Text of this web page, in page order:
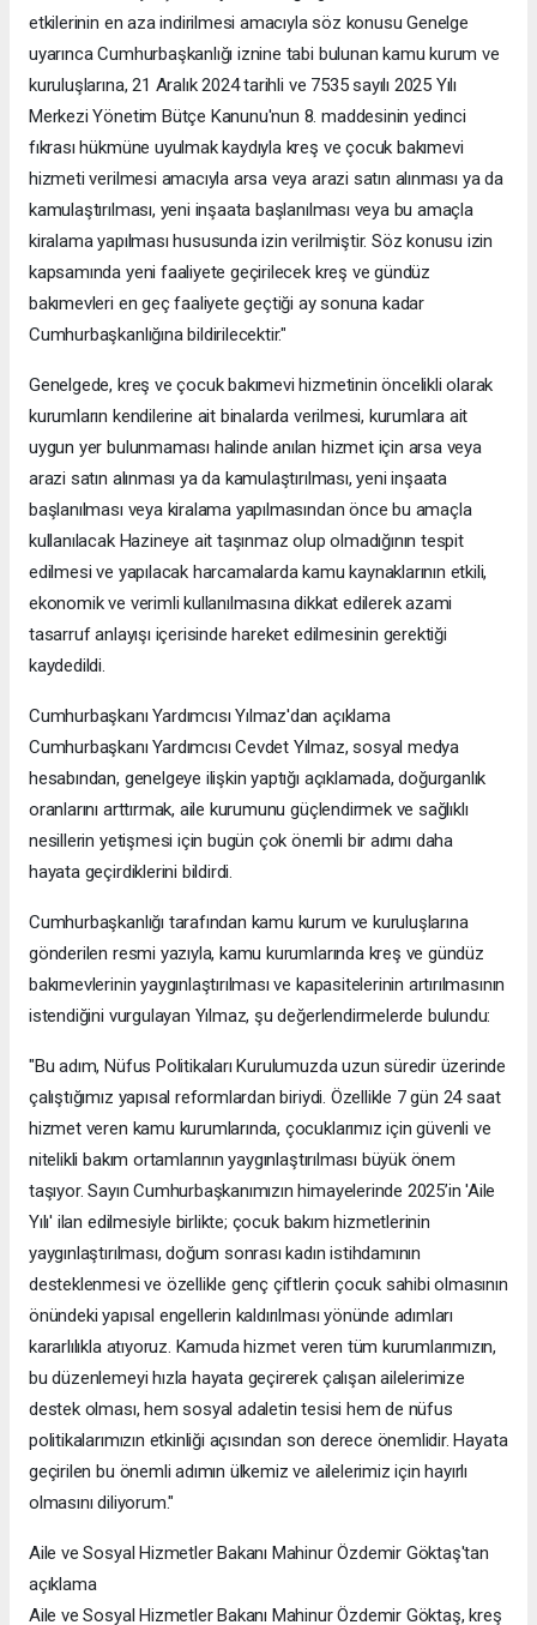
etkilerinin en aza indirilmesi amacıyla söz konusu Genelge
uyarınca Cumhurbaşkanlığı iznine tabi bulunan kamu kurum ve
kuruluşlarına, 21 Aralık 2024 tarihli ve 7535 sayılı 2025 Yılı
Merkezi Yönetim Bütçe Kanunu'nun 8. maddesinin yedinci
fıkrası hükmüne uyulmak kaydıyla kreş ve çocuk bakımevi
hizmeti verilmesi amacıyla arsa veya arazi satın alınması ya da
kamulaştırılması, yeni inşaata başlanılması veya bu amaçla
kiralama yapılması hususunda izin verilmiştir. Söz konusu izin
kapsamında yeni faaliyete geçirilecek kreş ve gündüz
bakımevleri en geç faaliyete geçtiği ay sonuna kadar
Cumhurbaşkanlığına bildirilecektir."
Genelgede, kreş ve çocuk bakımevi hizmetinin öncelikli olarak
kurumların kendilerine ait binalarda verilmesi, kurumlara ait
uygun yer bulunmaması halinde anılan hizmet için arsa veya
arazi satın alınması ya da kamulaştırılması, yeni inşaata
başlanılması veya kiralama yapılmasından önce bu amaçla
kullanılacak Hazineye ait taşınmaz olup olmadığının tespit
edilmesi ve yapılacak harcamalarda kamu kaynaklarının etkili,
ekonomik ve verimli kullanılmasına dikkat edilerek azami
tasarruf anlayışı içerisinde hareket edilmesinin gerektiği
kaydedildi.
Cumhurbaşkanı Yardımcısı Yılmaz'dan açıklama
Cumhurbaşkanı Yardımcısı Cevdet Yılmaz, sosyal medya
hesabından, genelgeye ilişkin yaptığı açıklamada, doğurganlık
oranlarını arttırmak, aile kurumunu güçlendirmek ve sağlıklı
nesillerin yetişmesi için bugün çok önemli bir adımı daha
hayata geçirdiklerini bildirdi.
Cumhurbaşkanlığı tarafından kamu kurum ve kuruluşlarına
gönderilen resmi yazıyla, kamu kurumlarında kreş ve gündüz
bakımevlerinin yaygınlaştırılması ve kapasitelerinin artırılmasının
istendiğini vurgulayan Yılmaz, şu değerlendirmelerde bulundu:
"Bu adım, Nüfus Politikaları Kurulumuzda uzun süredir üzerinde
çalıştığımız yapısal reformlardan biriydi. Özellikle 7 gün 24 saat
hizmet veren kamu kurumlarında, çocuklarımız için güvenli ve
nitelikli bakım ortamlarının yaygınlaştırılması büyük önem
taşıyor. Sayın Cumhurbaşkanımızın himayelerinde 2025’in 'Aile
Yılı' ilan edilmesiyle birlikte; çocuk bakım hizmetlerinin
yaygınlaştırılması, doğum sonrası kadın istihdamının
desteklenmesi ve özellikle genç çiftlerin çocuk sahibi olmasının
önündeki yapısal engellerin kaldırılması yönünde adımları
kararlılıkla atıyoruz. Kamuda hizmet veren tüm kurumlarımızın,
bu düzenlemeyi hızla hayata geçirerek çalışan ailelerimize
destek olması, hem sosyal adaletin tesisi hem de nüfus
politikalarımızın etkinliği açısından son derece önemlidir. Hayata
geçirilen bu önemli adımın ülkemiz ve ailelerimiz için hayırlı
olmasını diliyorum."
Aile ve Sosyal Hizmetler Bakanı Mahinur Özdemir Göktaş'tan
açıklama
Aile ve Sosyal Hizmetler Bakanı Mahinur Özdemir Göktaş, kreş